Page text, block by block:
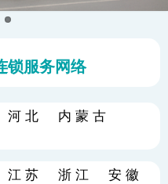
锁服务网络
河北
内蒙古
江苏 浙江
安徽